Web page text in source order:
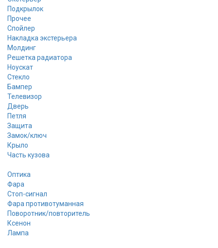
Подкрылок
Прочее
Спойлер
Накладка экстерьера
Молдинг
Решетка радиатора
Ноускат
Стекло
Бампер
Телевизор
Дверь
Петля
Защита
Замок/ключ
Крыло
Часть кузова
Оптика
Фара
Стоп-сигнал
Фара противотуманная
Поворотник/повторитель
Ксенон
Лампа